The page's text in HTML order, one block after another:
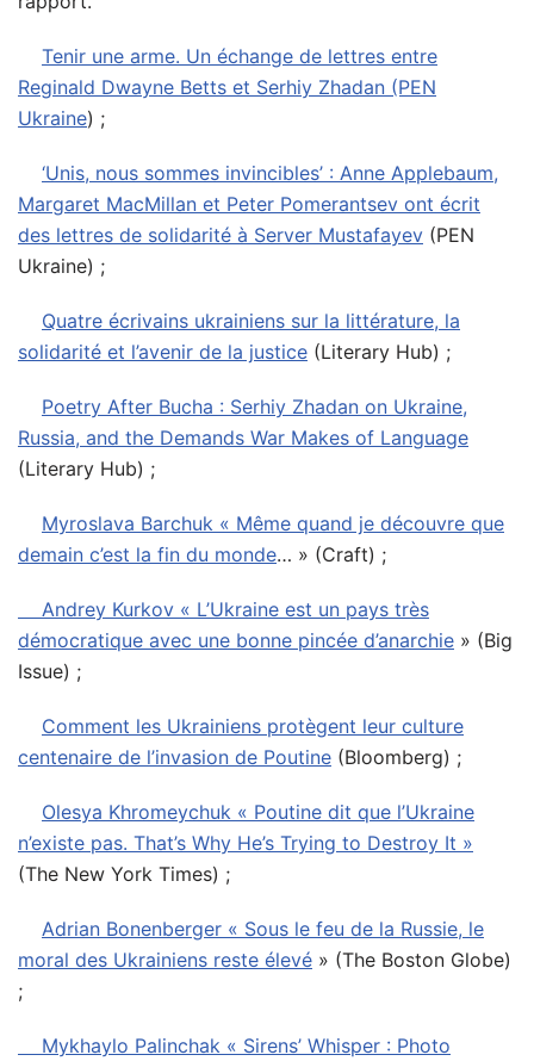
Tenir une arme. Un échange de lettres entre
Reginald Dwayne Betts et Serhiy Zhadan (PEN
Ukraine) ;
‘Unis, nous sommes invincibles’ : Anne Applebaum,
Margaret MacMillan et Peter Pomerantsev ont écrit
des lettres de solidarité à Server Mustafayev (PEN
Ukraine) ;
Quatre écrivains ukrainiens sur la littérature, la
solidarité et l’avenir de la justice (Literary Hub) ;
Poetry After Bucha : Serhiy Zhadan on Ukraine,
Russia, and the Demands War Makes of Language
(Literary Hub) ;
Myroslava Barchuk « Même quand je découvre que
demain c’est la fin du monde… » (Craft) ;
Andrey Kurkov « L’Ukraine est un pays très
démocratique avec une bonne pincée d’anarchie » (Big
Issue) ;
Comment les Ukrainiens protègent leur culture
centenaire de l’invasion de Poutine (Bloomberg) ;
Olesya Khromeychuk « Poutine dit que l’Ukraine
n’existe pas. That’s Why He’s Trying to Destroy It »
(The New York Times) ;
Adrian Bonenberger « Sous le feu de la Russie, le
moral des Ukrainiens reste élevé » (The Boston Globe)
;
Mykhaylo Palinchak « Sirens’ Whisper : Photo